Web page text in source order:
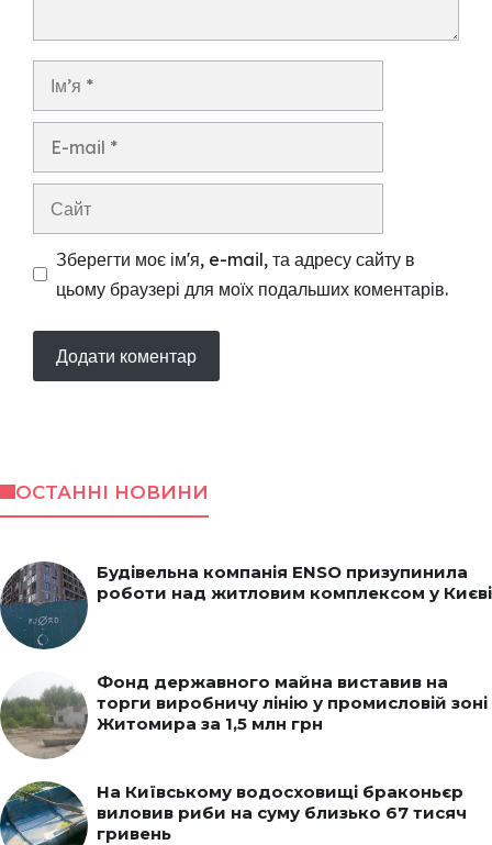
Зберегти моє ім'я, e-mail, та адресу сайту в
цьому браузері для моїх подальших коментарів.
ОСТАННІ НОВИНИ
Будівельна компанія ENSO призупинила
роботи над житловим комплексом у Києві
Фонд державного майна виставив на
торги виробничу лінію у промисловій зоні
Житомира за 1,5 млн грн
На Київському водосховищі браконьєр
виловив риби на суму близько 67 тисяч
гривень